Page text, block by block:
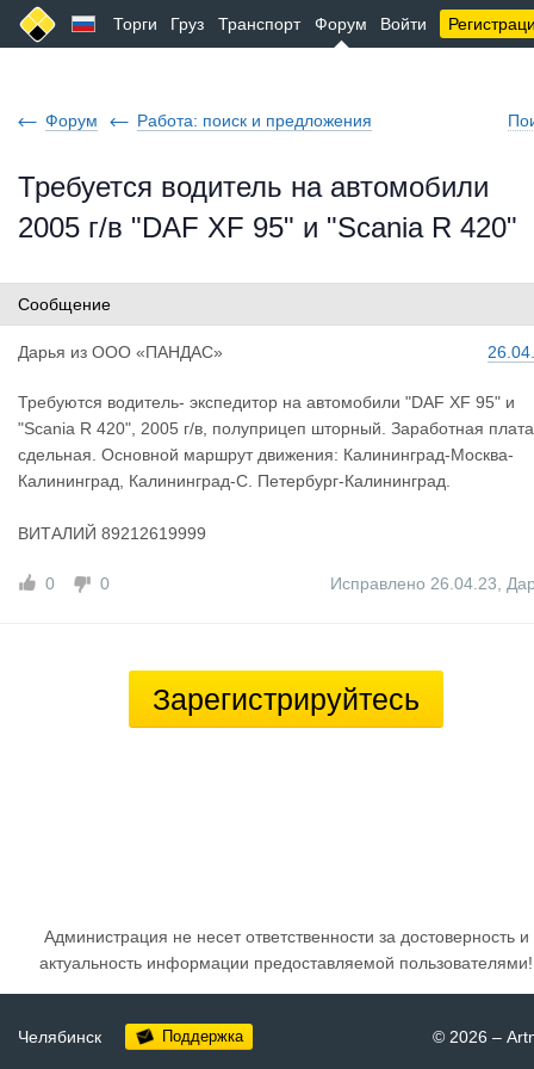
Торги Груз Транспорт Форум Войти
Форум Работа: поиск и предложения
Требуется водитель на автомобили
2005 г/в "DAF XF 95" и "Scania R 420"
Сообщение
Дарья из ООО «ПАНДАС»
Требуются водитель- экспедитор на автомобили "DAF XF 95" и
"Scania R 420", 2005 г/в, полуприцеп шторный. Заработная плата
сдельная. Основной маршрут движения: Калининград-Москва-
Калининград, Калининград-С. Петербург-Калининград.
ВИТАЛИЙ 89212619999
0 0 Исправлено 26.04.23
Зарегистрируйтесь
Администрация не несет ответственности за достоверность и
актуальность информации предоставляемой пользователями!
Челябинск Поддержка © 2026 –